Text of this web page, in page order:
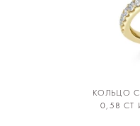
КОЛЬЦО
0,58 CT